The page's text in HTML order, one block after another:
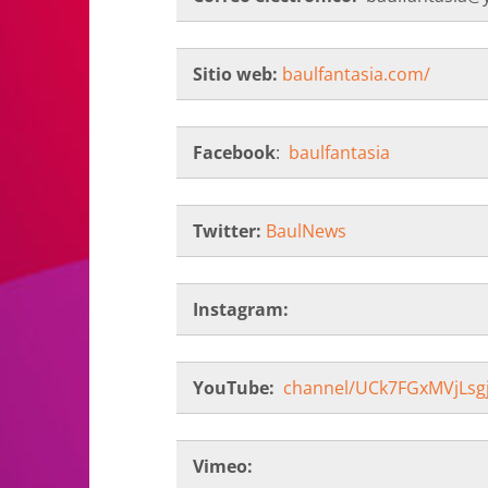
Sitio web: baulfantasia.com/
Facebook: baulfantasia
Twitter: BaulNews
Instagram:
YouTube: channel/
Vimeo: